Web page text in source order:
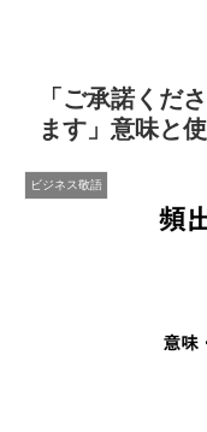
「ご承諾くだ
ます」意味と
ビジネス敬語